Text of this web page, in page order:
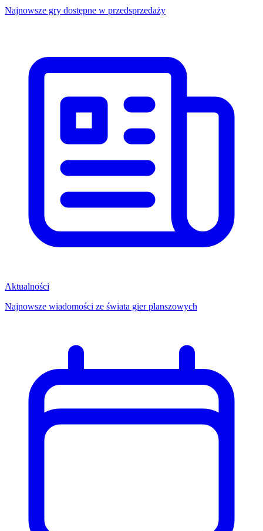
Najnowsze gry dostępne w przedsprzedaży
Aktualności
Najnowsze wiadomości ze świata gier planszowych